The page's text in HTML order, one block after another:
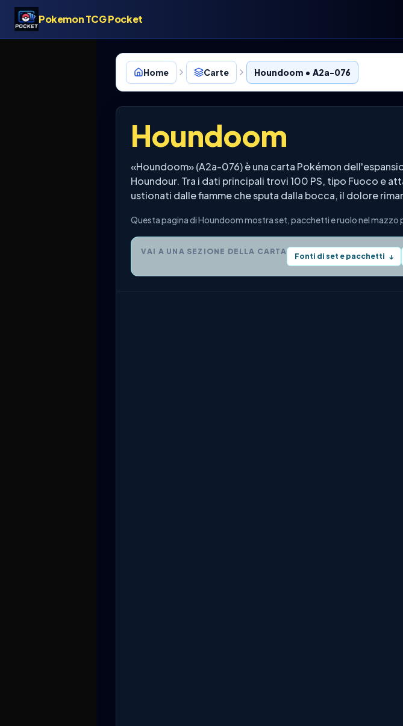
Pokemon TCG Pocket
Home Carte Houndoom • A2a-076
Houndoom
«Houndoom» (A2a-076) è una carta Pokémon
Houndour. Tra i dati principali trovi 100 PS, tipo Fuoco e
ustionati dalle fiamme che sputa dalla bocca, il dolore
Questa pagina di Houndoom mostra set, pacchetti e ruolo nel
VAI A UNA SEZIONE DELLA CARTA
Fonti di set e pacchetti ↓